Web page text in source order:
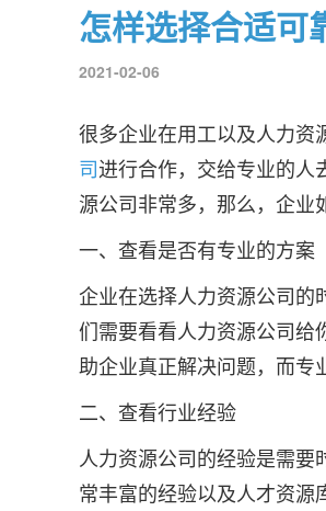
怎样选择合适可
2021-02-06
很多企业在用工以及人力资
司进行合作，交给专业的人
源公司非常多，那么，企业
一、查看是否有专业的方案
企业在选择人力资源公司
们需要看看人力资源公司给
助企业真正解决问题，而专
二、查看行业经验
人力资源公司的经验是需
常丰富的经验以及人才资